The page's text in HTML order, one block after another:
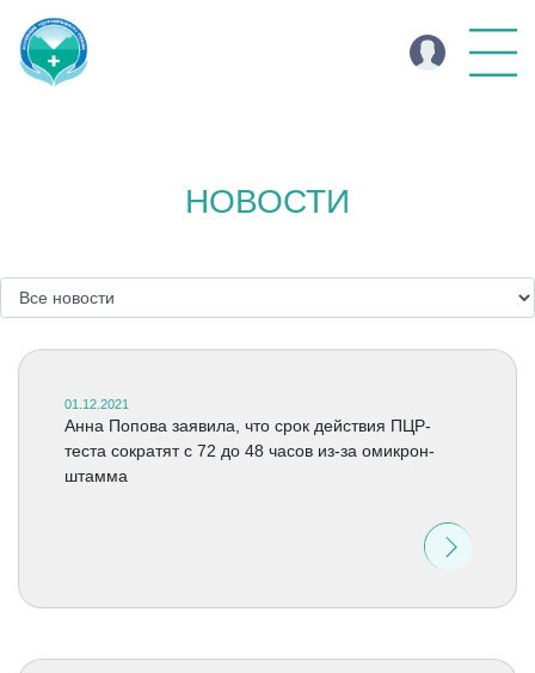
НОВОСТИ
01.12.2021
Анна Попова заявила, что срок действия ПЦР-
теста сократят с 72 до 48 часов из-за омикрон-
штамма